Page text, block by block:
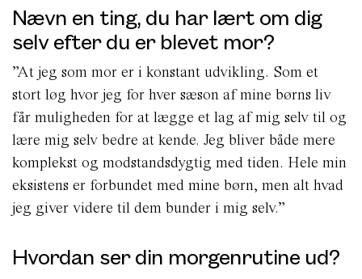
Nævn en ting, du har lært om dig
selv efter du er blevet mor?
”At jeg som mor er i konstant udvikling. Som et
stort løg hvor jeg for hver sæson af mine børns liv
får muligheden for at lægge et lag af mig selv til og
lære mig selv bedre at kende. Jeg bliver både mere
komplekst og modstandsdygtig med tiden. Hele min
eksistens er forbundet med mine børn, men alt hvad
jeg giver videre til dem bunder i mig selv.”
Hvordan ser din morgenrutine ud?